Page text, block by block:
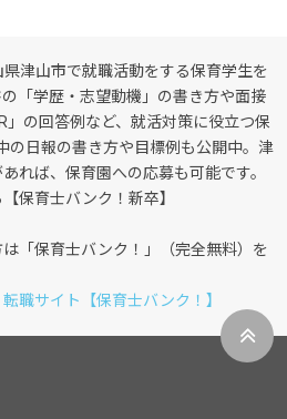
津山市で就職活動をする保育学生を
「学歴・志望動機」の書き方や面接
」の回答例など、就活対策に役立つ保
の日報の書き方や目標例も公開中。津
れば、保育園への応募も可能です。
保育士バンク！新卒】
「保育士バンク！」（完全無料）を
職サイト【保育士バンク！】